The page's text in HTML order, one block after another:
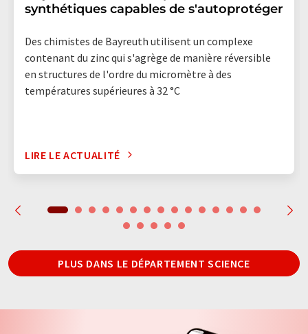
synthétiques capables de s'autoprotéger
Des chimistes de Bayreuth utilisent un complexe
contenant du zinc qui s'agrège de manière réversible
en structures de l'ordre du micromètre à des
températures supérieures à 32 °C
LIRE LE ACTUALITÉ
PLUS DANS LE DÉPARTEMENT SCIENCE